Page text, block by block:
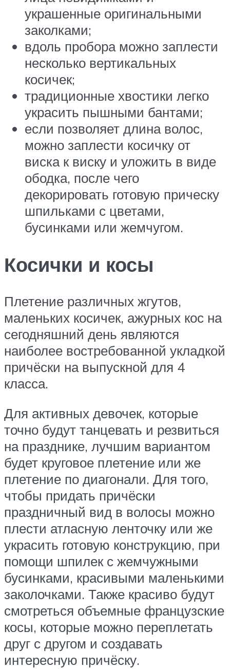
украшенные оригинальными
заколками;
вдоль пробора можно заплести
несколько вертикальных
косичек;
традиционные хвостики легко
украсить пышными бантами;
если позволяет длина волос,
можно заплести косичку от
виска к виску и уложить в виде
ободка, после чего
декорировать готовую прическу
шпильками с цветами,
бусинками или жемчугом.
Косички и косы
Плетение различных жгутов,
маленьких косичек, ажурных кос на
сегодняшний день являются
наиболее востребованной укладкой
причёски на выпускной для 4
класса.
Для активных девочек, которые
точно будут танцевать и резвиться
на празднике, лучшим вариантом
будет круговое плетение или же
плетение по диагонали. Для того,
чтобы придать причёски
праздничный вид в волосы можно
плести атласную ленточку или же
украсить готовую конструкцию, при
помощи шпилек с жемчужными
бусинками, красивыми маленькими
заколочками. Также красиво будут
смотреться объемные французские
косы, которые можно переплетать
друг с другом и создавать
интересную причёску.